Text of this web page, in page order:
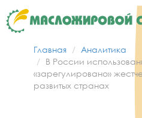
Главная
Аналитика
В России
«зарегулировано»
развитых странах